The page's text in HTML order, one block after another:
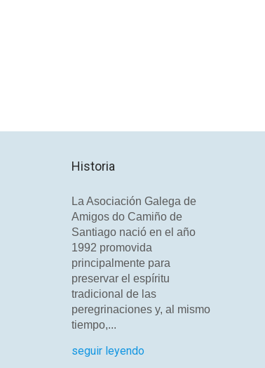
Historia
La Asociación Galega de
Amigos do Camiño de
Santiago nació en el año
1992 promovida
principalmente para
preservar el espíritu
tradicional de las
peregrinaciones y, al mismo
tiempo,...
seguir leyendo